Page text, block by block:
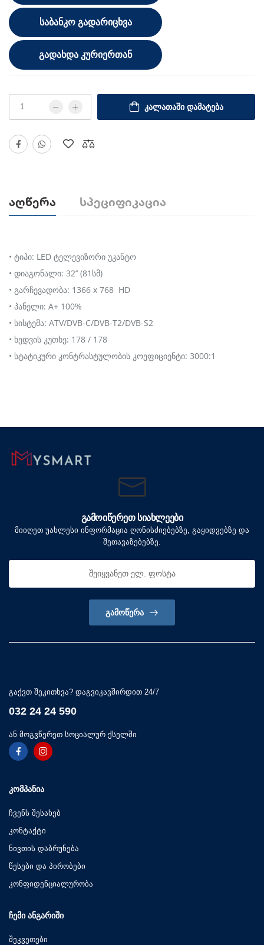
ᲡᲐᲑᲐᲜᲙᲝ ᲒᲐᲓᲐᲠᲘᲪᲮᲕᲐ
ᲒᲐᲓᲐᲮᲓᲐ ᲙᲣᲠᲘᲔᲠᲗᲐᲜ
ᲙᲐᲚᲐᲗᲐᲨᲘ ᲓᲐᲛᲐᲢᲔᲑᲐ
Აღწერა Სპეციფიკაცია
• ტიპი: LED ტელევიზორი უკანტო
• დიაგონალი: 32’’ (81სმ)
• გარჩევადობა: 1366 x 768 HD
• პანელი: A+ 100%
• სისტემა: ATV/DVB-C/DVB-T2/DVB-S2
• ხედვის კუთხე: 178 / 178
• სტატიკური კონტრასტულობის კოეფიციენტი: 3000:1
ᲒᲐᲛᲝᲘᲬᲔᲠᲔᲗ ᲡᲘᲐᲮᲚᲔᲔᲑᲘ
მიიღეთ უახლესი ინფორმაცია ღონისძიებებზე, გაყიდვებზე და
შეთავაზებებზე.
ᲒᲐᲛᲝᲬᲔᲠᲐ
გაქვთ შეკითხვა? დაგვიკავშირდით 24/7
032 24 24 590
ან მოგვწერეთ სოციალურ ქსელში
ᲙᲝᲛᲞᲐᲜᲘᲐ
ჩვენს შესახებ
კონტაქტი
ნივთის დაბრუნება
წესები და პირობები
კონფიდენციალურობა
ᲩᲔᲛᲘ ᲐᲜᲒᲐᲠᲘᲨᲘ
შეკვეთები